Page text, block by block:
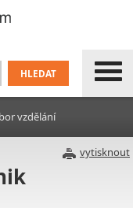
vzdělání
vytisknout